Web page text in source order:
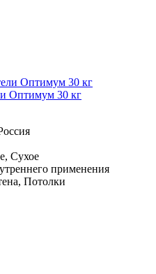
Оптимум 30 кг
Сухое
применения
Потолки